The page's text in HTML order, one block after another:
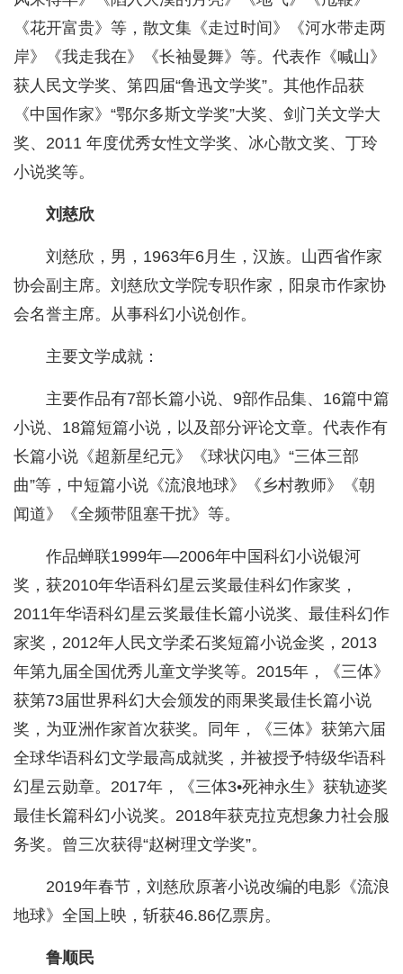
《花开富贵》等，散文集《走过时间》《河水带走两
岸》《我走我在》《长袖曼舞》等。代表作《喊山》
获人民文学奖、第四届“鲁迅文学奖”。其他作品获
《中国作家》“鄂尔多斯文学奖”大奖、剑门关文学大
奖、2011 年度优秀女性文学奖、冰心散文奖、丁玲
小说奖等。
刘慈欣
刘慈欣，男，1963年6月生，汉族。山西省作家
协会副主席。刘慈欣文学院专职作家，阳泉市作家协
会名誉主席。从事科幻小说创作。
主要文学成就：
主要作品有7部长篇小说、9部作品集、16篇中篇
小说、18篇短篇小说，以及部分评论文章。代表作有
长篇小说《超新星纪元》《球状闪电》“三体三部
曲”等，中短篇小说《流浪地球》《乡村教师》《朝
闻道》《全频带阻塞干扰》等。
作品蝉联1999年—2006年中国科幻小说银河
奖，获2010年华语科幻星云奖最佳科幻作家奖，
2011年华语科幻星云奖最佳长篇小说奖、最佳科幻作
家奖，2012年人民文学柔石奖短篇小说金奖，2013
年第九届全国优秀儿童文学奖等。2015年，《三体》
获第73届世界科幻大会颁发的雨果奖最佳长篇小说
奖，为亚洲作家首次获奖。同年，《三体》获第六届
全球华语科幻文学最高成就奖，并被授予特级华语科
幻星云勋章。2017年，《三体3•死神永生》获轨迹奖
最佳长篇科幻小说奖。2018年获克拉克想象力社会服
务奖。曾三次获得“赵树理文学奖”。
2019年春节，刘慈欣原著小说改编的电影《流浪
地球》全国上映，斩获46.86亿票房。
鲁顺民